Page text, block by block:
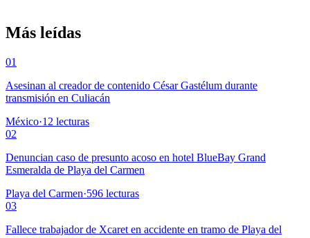
Más leídas
01
Asesinan al creador de contenido César Gastélum durante
transmisión en Culiacán
México·12 lecturas
02
Denuncian caso de presunto acoso en hotel BlueBay Grand
Esmeralda de Playa del Carmen
Playa del Carmen·596 lecturas
03
Fallece trabajador de Xcaret en accidente en tramo de Playa del